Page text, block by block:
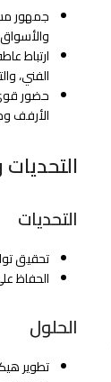
جمهور
ارتباط
الفني،
حضور
الأرفف
التحديات
تحقيق
الحفاظ
الحلول
تطوير